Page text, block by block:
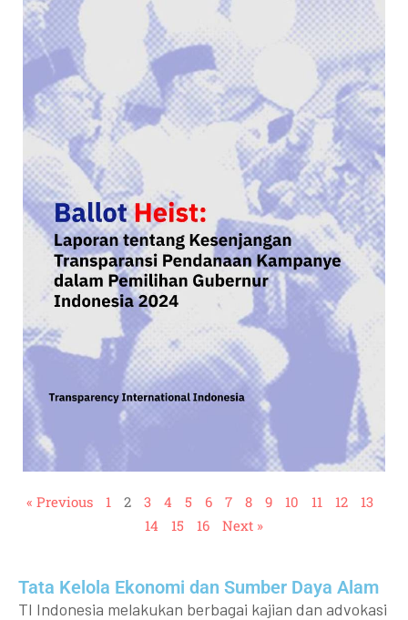
« Previous 1 2 3 4 5 6 7 8 9 10 11 12
13
14
15 16 Next »
Tata Kelola Ekonomi dan Sumber Daya Alam
TI Indonesia melakukan berbagai kajian dan advokasi